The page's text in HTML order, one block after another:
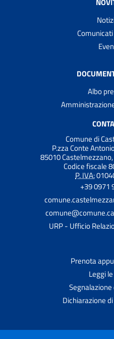
Albo
Comune di
P.zza Conte
85010
Codice fiscale
P. IVA:
+39 0971
URP - Ufficio
Prenota
Leggi
Dichiarazione